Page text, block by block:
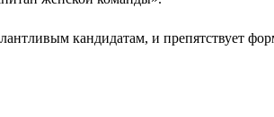
кандидатам, и препятствует